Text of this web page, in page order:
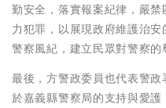
勤安全，落實報案紀律，嚴
力犯罪，以展現政府維護治
警察風紀，建立民眾對警察的
最後，方警政委員也代表警
於嘉義縣警察局的支持與愛